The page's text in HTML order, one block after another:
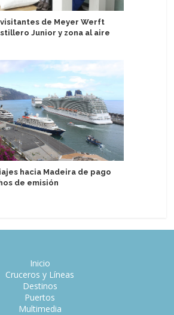
de Meyer Werft
Junior y zona al aire
hacia Madeira de pago
de emisión
Inicio
Cruceros y Líneas
Destinos
Puertos
Multimedia